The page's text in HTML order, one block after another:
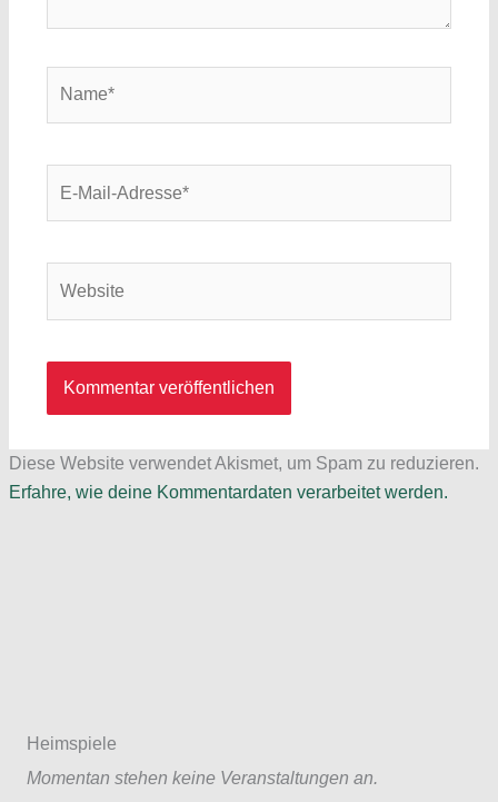
Diese Website verwendet Akismet, um Spam zu reduzieren.
Erfahre, wie deine Kommentardaten verarbeitet werden.
Heimspiele
Momentan stehen keine Veranstaltungen an.